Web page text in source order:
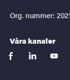
Org. nummer:
Våra kanaler
facebooklinkedin